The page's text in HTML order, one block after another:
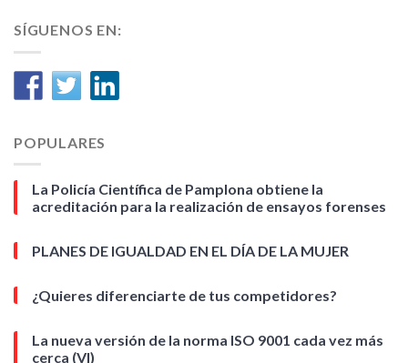
SÍGUENOS EN:
POPULARES
La Policía Científica de Pamplona obtiene la
acreditación para la realización de ensayos forenses
PLANES DE IGUALDAD EN EL DÍA DE LA MUJER
¿Quieres diferenciarte de tus competidores?
La nueva versión de la norma ISO 9001 cada vez más
cerca (VI)